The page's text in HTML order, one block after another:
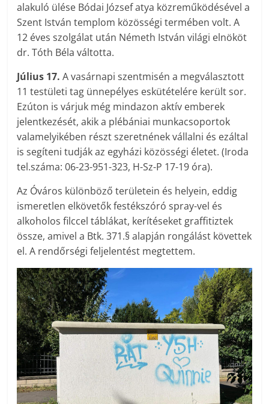
alakuló ülése Bódai József atya közreműködésével a
Szent István templom közösségi termében volt. A
12 éves szolgálat után Németh István világi elnököt
dr. Tóth Béla váltotta.
Július 17. A vasárnapi szentmisén a megválasztott
11 testületi tag ünnepélyes eskütételére került sor.
Ezúton is várjuk még mindazon aktív emberek
jelentkezését, akik a plébániai munkacsoportok
valamelyikében részt szeretnének vállalni és ezáltal
is segíteni tudják az egyházi közösségi életet. (Iroda
tel.száma: 06-23-951-323, H-Sz-P 17-19 óra).
Az Óváros különböző területein és helyein, eddig
ismeretlen elkövetők festékszóró spray-vel és
alkoholos filccel táblákat, kerítéseket graffitiztek
össze, amivel a Btk. 371.§ alapján rongálást követtek
el. A rendőrségi feljelentést megtettem.